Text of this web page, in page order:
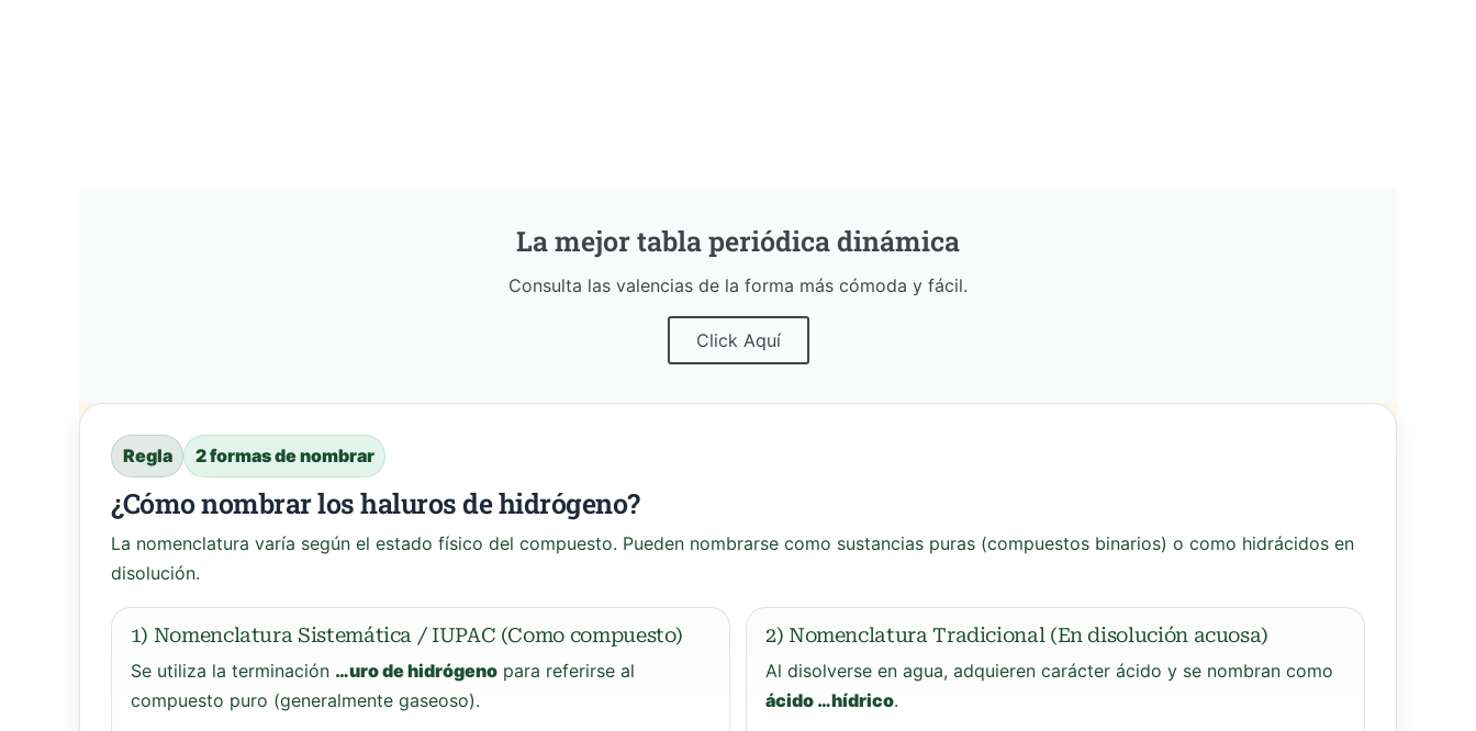
La mejor tabla periódica dinámica
Consulta las valencias de la forma más cómoda y fácil.
Click Aquí
Regla 2 formas de nombrar
¿Cómo nombrar los haluros de hidrógeno?
La nomenclatura varía según el estado físico del compuesto. Pueden nombrarse como sustancias puras (compuestos binarios) o como hidrácidos en
disolución.
1) Nomenclatura Sistemática / IUPAC (Como compuesto)
Se utiliza la terminación …uro de hidrógenopara referirse al
compuesto puro (generalmente gaseoso).
2) Nomenclatura Tradicional (En disolución acuosa)
Al disolverse en agua, adquieren carácter ácido y se nombran como
ácido …hídrico.